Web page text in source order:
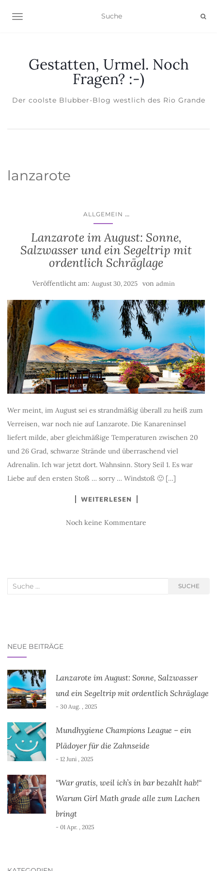
NAVIGATION EIN-/AUSSCHALTEN
Gestatten, Urmel. Noch
Fragen? :-)
Der coolste Blubber-Blog westlich des Rio Grande
lanzarote
ALLGEMEIN ...
Lanzarote im August: Sonne,
Salzwasser und ein Segeltrip mit
ordentlich Schräglage
Veröffentlicht am: August 30, 2025 von admin
Wer meint, im August sei es strandmäßig überall zu heiß zum
Verreisen, war noch nie auf Lanzarote. Die Kanareninsel
liefert milde, aber gleichmäßige Temperaturen zwischen 20
und 26 Grad, schwarze Strände und überraschend viel
Adrenalin. Ich war jetzt dort. Wahnsinn. Story Seil 1. Es war
Liebe auf den ersten Stoß … sorry … Windstoß 🙂 […]
WEITERLESEN
Noch keine Kommentare
Suche nach: SUCHE
NEUE BEITRÄGE
Lanzarote im August: Sonne, Salzwasser
und ein Segeltrip mit ordentlich Schräglage
- 30 Aug. , 2025
Mundhygiene Champions League – ein
Plädoyer für die Zahnseide
- 12 Juni , 2025
“War gratis, weil ich’s in bar bezahlt hab!“
Warum Girl Math grade alle zum Lachen
bringt
- 01 Apr. , 2025